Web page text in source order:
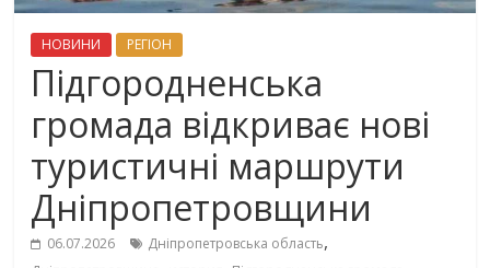
НОВИНИ РЕГІОН
Підгородненська
громада відкриває нові
туристичні маршрути
Дніпропетровщини
06.07.2026 Дніпропетровська область,